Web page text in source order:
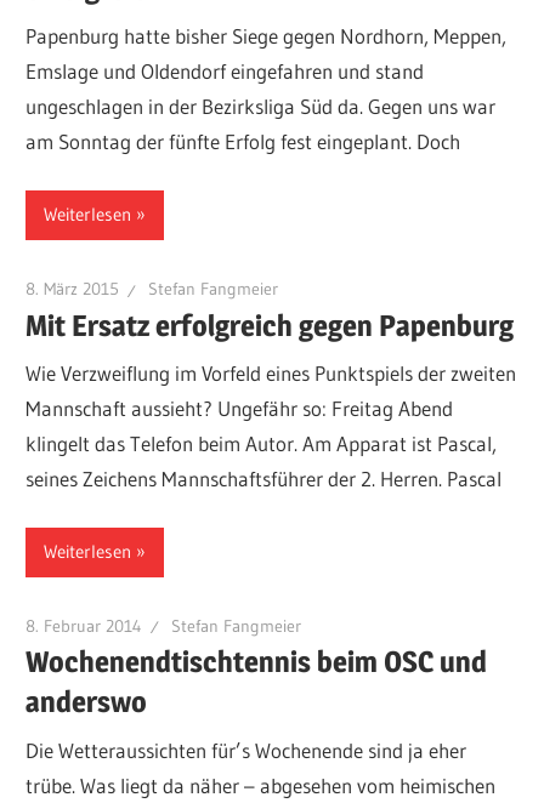
Papenburg hatte bisher Siege gegen Nordhorn, Meppen,
Emslage und Oldendorf eingefahren und stand
ungeschlagen in der Bezirksliga Süd da. Gegen uns war
am Sonntag der fünfte Erfolg fest eingeplant. Doch
Weiterlesen
8. März 2015 Stefan Fangmeier
Mit Ersatz erfolgreich gegen Papenburg
Wie Verzweiflung im Vorfeld eines Punktspiels der zweiten
Mannschaft aussieht? Ungefähr so: Freitag Abend
klingelt das Telefon beim Autor. Am Apparat ist Pascal,
seines Zeichens Mannschaftsführer der 2. Herren. Pascal
Weiterlesen
8. Februar 2014 Stefan Fangmeier
Wochenendtischtennis beim OSC und
anderswo
Die Wetteraussichten für’s Wochenende sind ja eher
trübe. Was liegt da näher – abgesehen vom heimischen